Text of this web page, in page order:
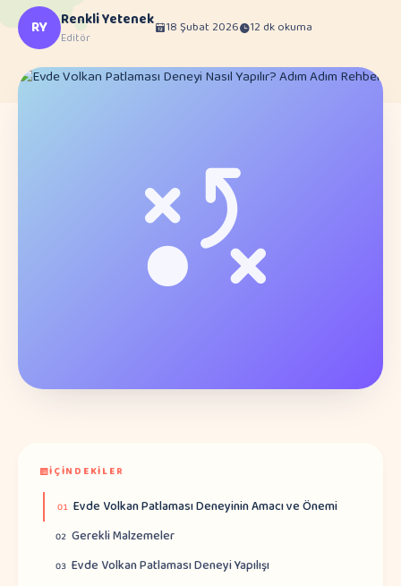
RY Renkli Yetenek
Editör
18 Şubat 2026 12 dk okuma
İÇINDEKILER
01 Evde Volkan Patlaması Deneyinin Amacı ve Önemi
02 Gerekli Malzemeler
03 Evde Volkan Patlaması Deneyi Yapılışı